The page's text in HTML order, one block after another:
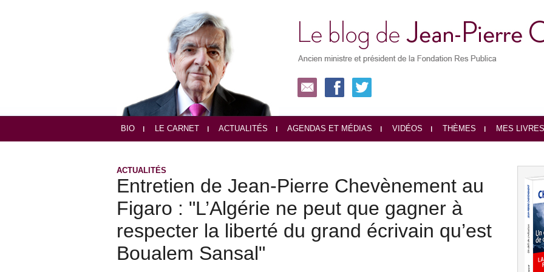
BIO LE CARNET ACTUALITÉS AGENDAS ET MÉDIAS VIDÉOS THÈMES MES LIVRES
ACTUALITÉS
Entretien de Jean-Pierre Chevènement au
Figaro : "L’Algérie ne peut que gagner à
respecter la liberté du grand écrivain qu’est
Boualem Sansal"